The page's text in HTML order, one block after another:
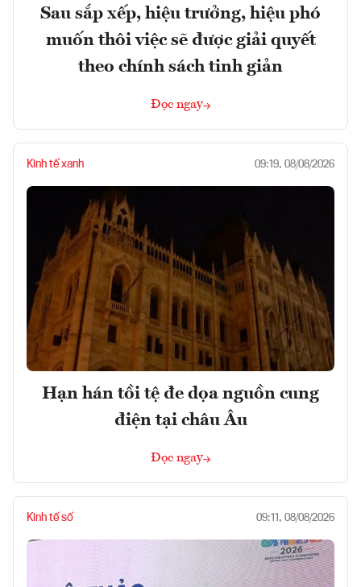
Sau sắp xếp, hiệu trưởng, hiệu phó
muốn thôi việc sẽ được giải quyết
theo chính sách tinh giản
Đọc ngay
Kinh tế xanh 09:19, 08/08/2026
Hạn hán tồi tệ đe dọa nguồn cung
điện tại châu Âu
Đọc ngay
Kinh tế số 09:11, 08/08/2026